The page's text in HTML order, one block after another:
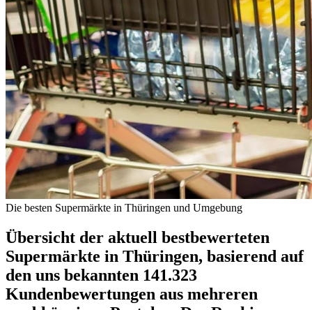
Die besten Supermärkte in Thüringen und Umgebung
Übersicht der aktuell bestbewerteten
Supermärkte in Thüringen, basierend auf
den uns bekannten 141.323
Kundenbewertungen aus mehreren